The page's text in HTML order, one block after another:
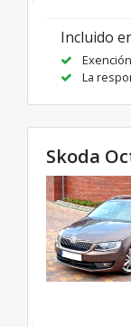
Incluido
La
Skoda